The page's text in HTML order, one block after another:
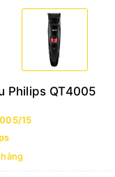
Philips QT4005
15